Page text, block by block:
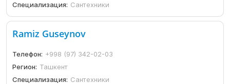
Специализация: Сантехники
Ramiz Guseynov
Телефон: +998 (97) 342-02-03
Регион: Ташкент
Специализация: Сантехники